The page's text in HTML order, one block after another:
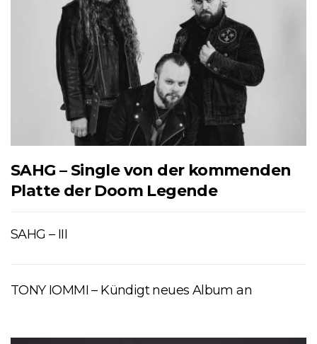
SAHG – Single von der kommenden
Platte der Doom Legende
SAHG – III
TONY IOMMI – Kündigt neues Album an